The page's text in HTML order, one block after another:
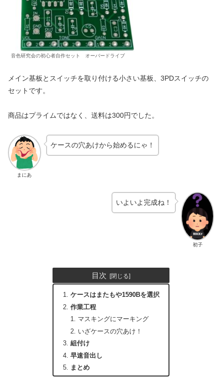
音色研究会の初心者自作セット オーバードライブ
メイン基板とスイッチを取り付ける小さい基板、3PDスイッチの
セットです。
商品はプライムではなく、送料は300円でした。
まにあ
ケースの穴あけから始めるにゃ！
初子
いよいよ完成ね！
目次
ケースはまたもや1590Bを選択
作業工程
マスキングにマーキング
いざケースの穴あけ！
組付け
早速音出し
まとめ